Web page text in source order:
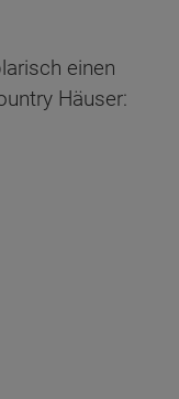
einen
Häuser: